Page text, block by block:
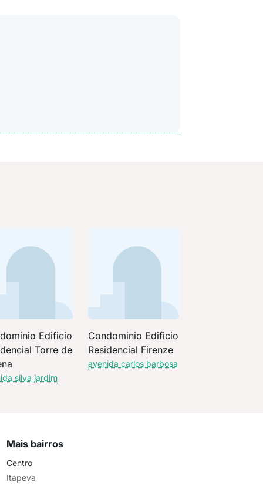
Edificio
Torre de
silva jardim
Condominio Edificio
Residencial Firenze
avenida carlos barbosa
Mais bairros
Centro
Itapeva